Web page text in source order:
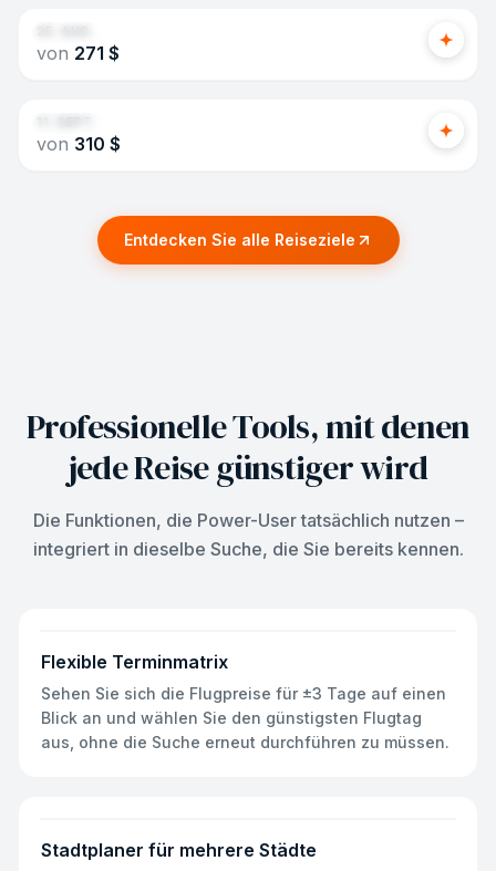
von 271 $
Mexico City
von 310 $
Entdecken Sie alle Reiseziele
Professionelle Tools, mit denen
jede Reise günstiger wird
Die Funktionen, die Power-User tatsächlich nutzen –
integriert in dieselbe Suche, die Sie bereits kennen.
Flexible Terminmatrix
Sehen Sie sich die Flugpreise für ±3 Tage auf einen
Blick an und wählen Sie den günstigsten Flugtag
aus, ohne die Suche erneut durchführen zu müssen.
Stadtplaner für mehrere Städte